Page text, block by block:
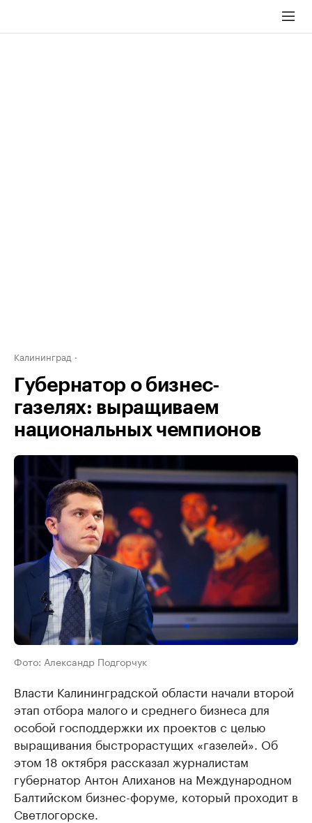
Калининград
Губернатор о бизнес-
газелях: выращиваем
национальных чемпионов
Фото: Александр Подгорчук
Власти Калининградской области начали второй
этап отбора малого и среднего бизнеса для
особой господдержки их проектов с целью
выращивания быстрорастущих «газелей». Об
этом 18 октября рассказал журналистам
губернатор Антон Алиханов на Международном
Балтийском бизнес-форуме, который проходит в
Светлогорске.